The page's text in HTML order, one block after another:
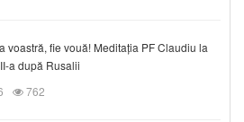
voastră, fie vouă! Meditația PF Claudiu la
a după Rusalii
762